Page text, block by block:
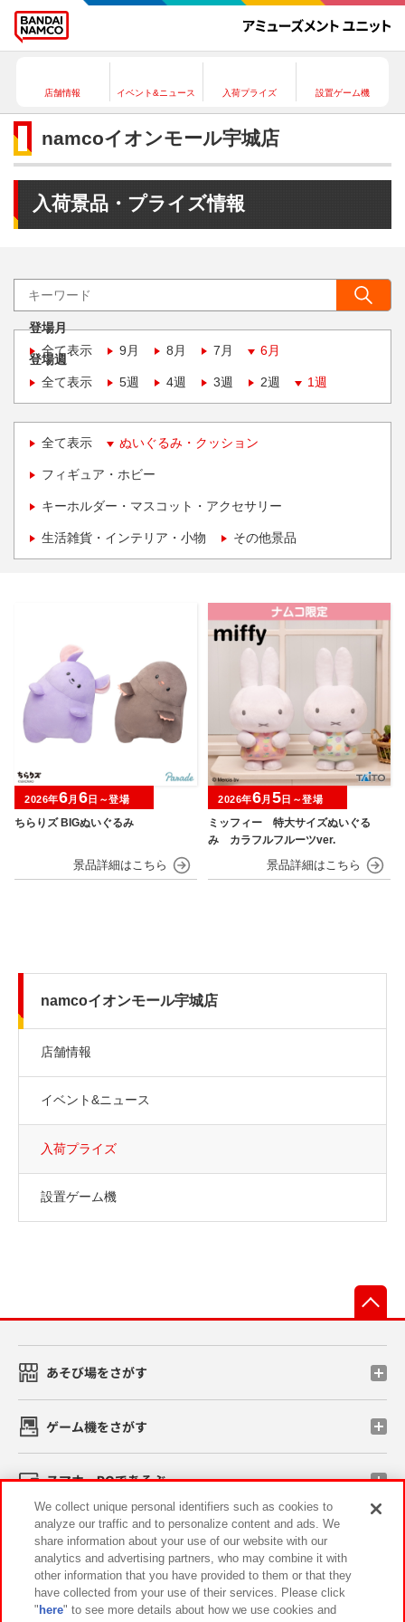
店舗情報 イベント&ニュース 入荷プライズ 設置ゲーム機
namcoイオンモール宇城店
入荷景品・プライズ情報
登場月
全て表示
9月 8月 7月 6月
登場週
全て表示
5週 4週 3週 2週 1週
全て表示 ぬいぐるみ・クッション
フィギュア・ホビー
キーホルダー・マスコット・アクセサリー
生活雑貨・インテリア・小物 その他景品
ちらりズ BIGぬいぐるみ
2026年6月 6日～登場
ミッフィー 特大サイズぬいぐる
み カラフルフルーツver.
2026年6月 5日～登場
namcoイオンモール宇城店
店舗情報
イベント&ニュース
入荷プライズ
設置ゲーム機
あそび場をさがす
ゲーム機をさがす
スマホ・PCであそぶ
イベント・キャンペーン
We collect unique personal identifiers such as cookies to
analyze our traffic and to personalize content and ads. We
share information about your use of our website with our
analytics and advertising partners, who may combine it with
other information that you have provided to them or that they
have collected from your use of their services. Please click
" here" to see more details about how we use cookies and